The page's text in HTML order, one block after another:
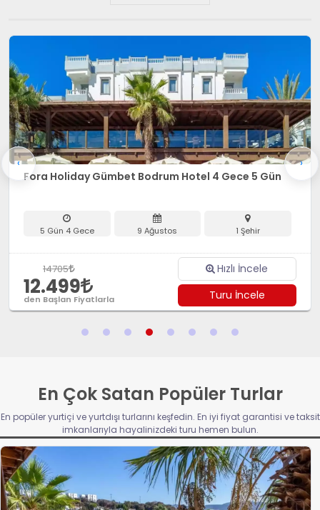
Fora Holiday Gümbet Bodrum Hotel 4 Gece 5 Gün
5 Gün 4 Gece 9 Ağustos 1 Şehir
14705
12.499
den Başlan Fiyatlarla
Hızlı İncele
Turu İncele
‹ ›
En Çok Satan Popüler Turlar
En popüler yurtiçi ve yurtdışı turlarını keşfedin. En iyi fiyat garantisi ve taksit
imkanlarıyla hayalinizdeki turu hemen bulun.